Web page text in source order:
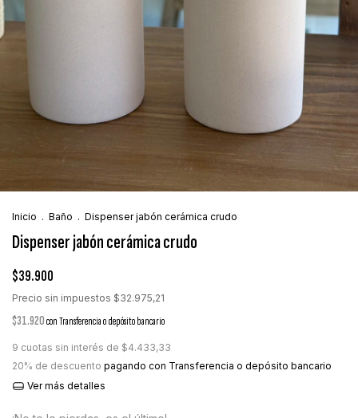
Inicio . Baño . Dispenser jabón cerámica crudo
Dispenser jabón cerámica crudo
$39.900
Precio sin impuestos $32.975,21
$31.920conTransferencia o depósito bancario
9 cuotas sin interés de $4.433,33
20% de descuento pagando con Transferencia o depósito bancario
Ver más detalles